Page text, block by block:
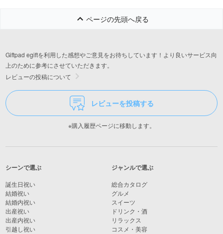
ページの先頭へ戻る
Giftpad egiftを利用した感想やご意見をお待ちしています！より良いサービス向
上のために参考にさせていただきます。
レビューの投稿について
レビューを投稿する
※購入履歴ページに移動します。
シーンで選ぶ
誕生日祝い
結婚祝い
結婚内祝い
出産祝い
出産内祝い
引越し祝い
ジャンルで選ぶ
総合カタログ
グルメ
スイーツ
ドリンク・酒
リラックス
コスメ・美容